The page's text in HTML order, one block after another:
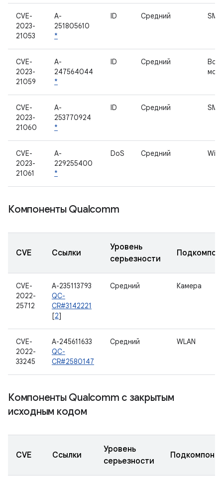
CVE-
2023-
21053
A-
251805610
*
ID Средний SMS
CVE-
2023-
21059
A-
247564044
*
ID Средний
CVE-
2023-
21060
A-
253770924
*
ID Средний SMS
CVE-
2023-
21061
A-
229255400
*
DoS Средний Wi-Fi
Компоненты Qualcomm
CVE Ссылки
Уровень
серьезности
CVE-
2022-
25712
A-235113793
QC-
CR#3142221
[2]
Средний Камера
CVE-
2022-
33245
A-245611633
QC-
CR#2580147
Средний WLAN
Компоненты Qualcomm с закрытым
исходным кодом
CVE Ссылки
Уровень
серьезности